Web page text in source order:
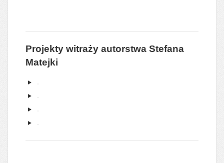
Projekty witraży autorstwa Stefana
Matejki